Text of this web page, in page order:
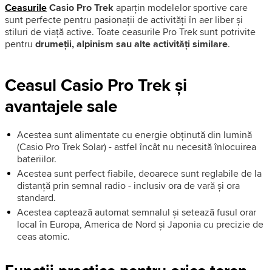
CeasurileCasio Pro Trekaparțin modelelor sportive care
sunt perfecte pentru pasionații de activități în aer liber și
stiluri de viață active. Toate ceasurile Pro Trek sunt potrivite
pentru drumeții, alpinism sau alte activități similare.
Ceasul Casio Pro Trek și
avantajele sale
Acestea sunt alimentate cu energie obținută din lumină
(Casio Pro Trek Solar) - astfel încât nu necesită înlocuirea
bateriilor.
Acestea sunt perfect fiabile, deoarece sunt reglabile de la
distanță prin semnal radio - inclusiv ora de vară și ora
standard.
Acestea captează automat semnalul și setează fusul orar
local în Europa, America de Nord și Japonia cu precizie de
ceas atomic.